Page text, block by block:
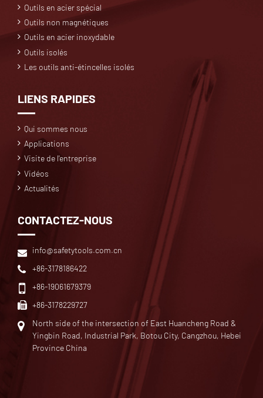
Outils en acier spécial
Outils non magnétiques
Outils en acier inoxydable
Outils isolés
Les outils anti-étincelles isolés
LIENS RAPIDES
Qui sommes nous
Applications
Visite de l'entreprise
Vidéos
Actualités
CONTACTEZ-NOUS
info@safetytools.com.cn
+86-3178186422
+86-19061679379
+86-3178229727
North side of the intersection of East Huancheng Road &
Yingbin Road, Industrial Park, Botou City, Cangzhou, Hebei
Province China